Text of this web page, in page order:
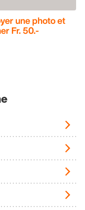
une photo et
Fr. 50.-